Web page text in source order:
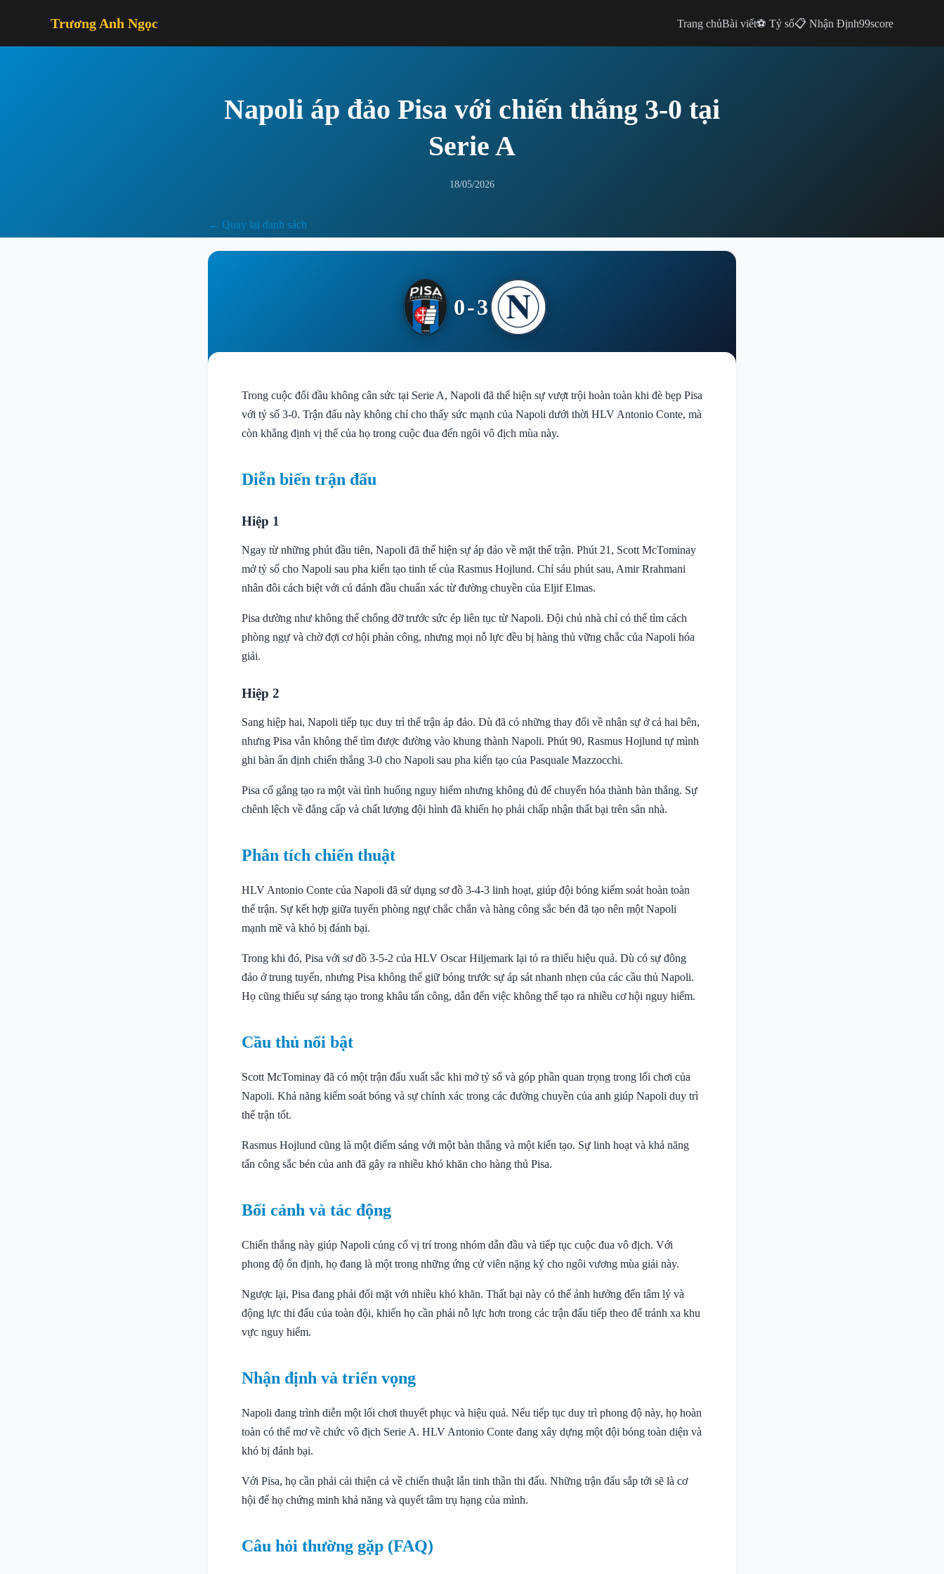
Trương Anh Ngọc Trang chủBài viết⚽ Tỷ số📋 Nhận Định99score
Napoli áp đảo Pisa với chiến thắng 3-0 tại
Serie A
18/05/2026
← Quay lại danh sách
0-3
Trong cuộc đối đầu không cân sức tại Serie A, Napoli đã thể hiện sự vượt trội hoàn toàn khi đè bẹp Pisa
với tỷ số 3-0. Trận đấu này không chỉ cho thấy sức mạnh của Napoli dưới thời HLV Antonio Conte, mà
còn khẳng định vị thế của họ trong cuộc đua đến ngôi vô địch mùa này.
Diễn biến trận đấu
Hiệp 1
Ngay từ những phút đầu tiên, Napoli đã thể hiện sự áp đảo về mặt thế trận. Phút 21, Scott McTominay
mở tỷ số cho Napoli sau pha kiến tạo tinh tế của Rasmus Hojlund. Chỉ sáu phút sau, Amir Rrahmani
nhân đôi cách biệt với cú đánh đầu chuẩn xác từ đường chuyền của Eljif Elmas.
Pisa dường như không thể chống đỡ trước sức ép liên tục từ Napoli. Đội chủ nhà chỉ có thể tìm cách
phòng ngự và chờ đợi cơ hội phản công, nhưng mọi nỗ lực đều bị hàng thủ vững chắc của Napoli hóa
giải.
Hiệp 2
Sang hiệp hai, Napoli tiếp tục duy trì thế trận áp đảo. Dù đã có những thay đổi về nhân sự ở cả hai bên,
nhưng Pisa vẫn không thể tìm được đường vào khung thành Napoli. Phút 90, Rasmus Hojlund tự mình
ghi bàn ấn định chiến thắng 3-0 cho Napoli sau pha kiến tạo của Pasquale Mazzocchi.
Pisa cố gắng tạo ra một vài tình huống nguy hiểm nhưng không đủ để chuyển hóa thành bàn thắng. Sự
chênh lệch về đẳng cấp và chất lượng đội hình đã khiến họ phải chấp nhận thất bại trên sân nhà.
Phân tích chiến thuật
HLV Antonio Conte của Napoli đã sử dụng sơ đồ 3-4-3 linh hoạt, giúp đội bóng kiểm soát hoàn toàn
thế trận. Sự kết hợp giữa tuyến phòng ngự chắc chắn và hàng công sắc bén đã tạo nên một Napoli
mạnh mẽ và khó bị đánh bại.
Trong khi đó, Pisa với sơ đồ 3-5-2 của HLV Oscar Hiljemark lại tỏ ra thiếu hiệu quả. Dù có sự đông
đảo ở trung tuyến, nhưng Pisa không thể giữ bóng trước sự áp sát nhanh nhẹn của các cầu thủ Napoli.
Họ cũng thiếu sự sáng tạo trong khâu tấn công, dẫn đến việc không thể tạo ra nhiều cơ hội nguy hiểm.
Cầu thủ nổi bật
Scott McTominay đã có một trận đấu xuất sắc khi mở tỷ số và góp phần quan trọng trong lối chơi của
Napoli. Khả năng kiểm soát bóng và sự chính xác trong các đường chuyền của anh giúp Napoli duy trì
thế trận tốt.
Rasmus Hojlund cũng là một điểm sáng với một bàn thắng và một kiến tạo. Sự linh hoạt và khả năng
tấn công sắc bén của anh đã gây ra nhiều khó khăn cho hàng thủ Pisa.
Bối cảnh và tác động
Chiến thắng này giúp Napoli củng cố vị trí trong nhóm dẫn đầu và tiếp tục cuộc đua vô địch. Với
phong độ ổn định, họ đang là một trong những ứng cử viên nặng ký cho ngôi vương mùa giải này.
Ngược lại, Pisa đang phải đối mặt với nhiều khó khăn. Thất bại này có thể ảnh hưởng đến tâm lý và
động lực thi đấu của toàn đội, khiến họ cần phải nỗ lực hơn trong các trận đấu tiếp theo để tránh xa khu
vực nguy hiểm.
Nhận định và triển vọng
Napoli đang trình diễn một lối chơi thuyết phục và hiệu quả. Nếu tiếp tục duy trì phong độ này, họ hoàn
toàn có thể mơ về chức vô địch Serie A. HLV Antonio Conte đang xây dựng một đội bóng toàn diện và
khó bị đánh bại.
Với Pisa, họ cần phải cải thiện cả về chiến thuật lẫn tinh thần thi đấu. Những trận đấu sắp tới sẽ là cơ
hội để họ chứng minh khả năng và quyết tâm trụ hạng của mình.
Câu hỏi thường gặp (FAQ)